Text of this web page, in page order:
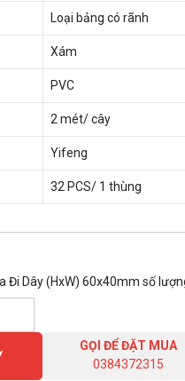
Loại bảng có rãnh
Xám
PVC
2 mét/ cây
Yifeng
32 PCS/ 1 thùng
Đi Dây (HxW) 60x40mm số
GỌI ĐỂ ĐẶT MUA
0384372315